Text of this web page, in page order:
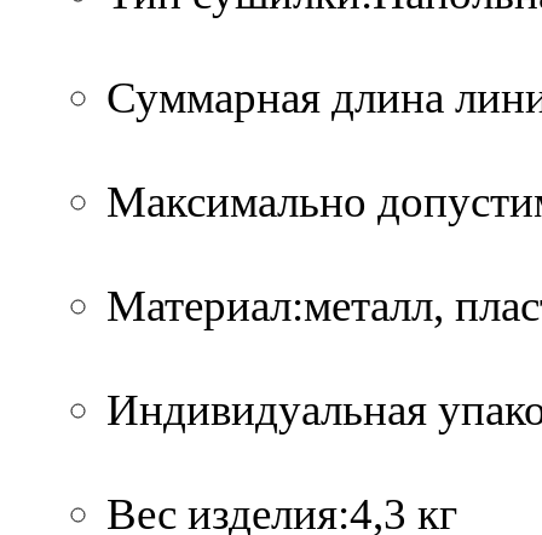
Суммарная длина
Максимально
Материал:металл,
Индивидуальная
Вес изделия:4,3 кг